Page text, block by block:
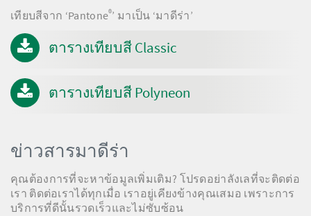
เทียบสีจาก ‘Pantone®’ มาเป็น ‘มาดีร่า’
ตารางเทียบสี Classic
ตารางเทียบสี Polyneon
ข่าวสารมาดีร่า
คุณต้องการที่จะหาข้อมูลเพิ่มเติม? โปรดอย่าลังเลที่จะติดต่อ
เรา ติดต่อเราได้ทุกเมื่อ เราอยู่เคียงข้างคุณเสมอ เพราะการ
บริการที่ดีนั้นรวดเร็วและไม่ซับซ้อน